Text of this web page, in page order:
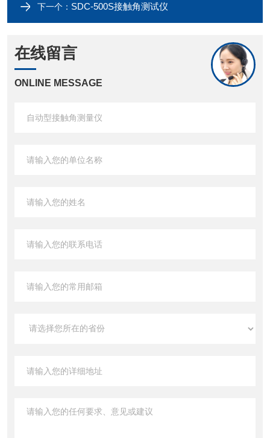
下一个： SDC-500S接触角测试仪
在线留言
ONLINE MESSAGE